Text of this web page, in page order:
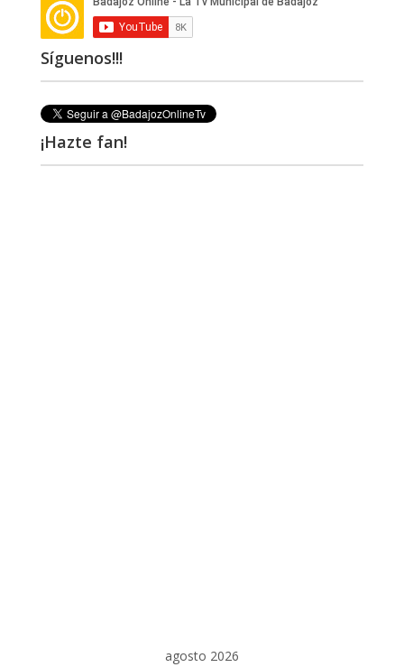
Síguenos!!!
¡Hazte fan!
agosto 2026